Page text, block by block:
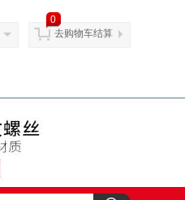
0
去购物车结算